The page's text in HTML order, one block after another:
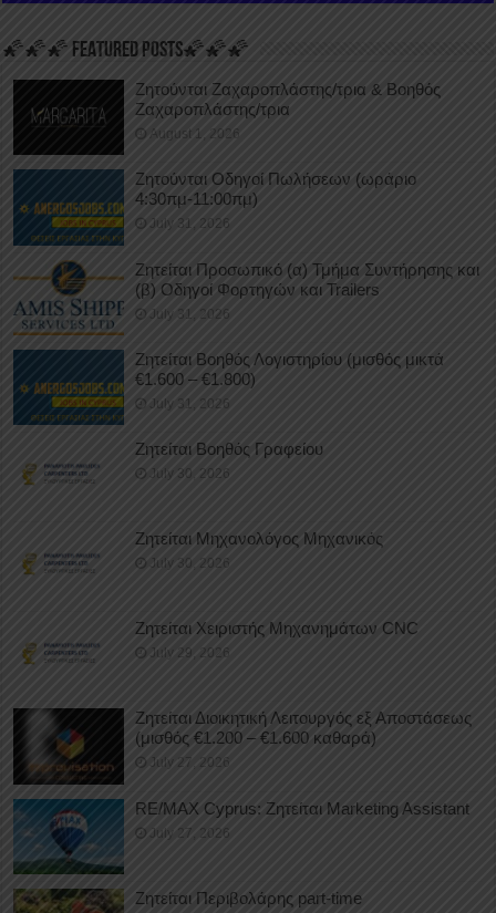
🌠🌠🌠 FEATURED POSTS🌠🌠🌠
Ζητούνται Ζαχαροπλάστης/τρια & Βοηθός
Ζαχαροπλάστης/τρια
August 1, 2026
Ζητούνται Οδηγοί Πωλήσεων (ωράριο
4:30πμ-11:00πμ)
July 31, 2026
Ζητείται Προσωπικό (α) Τμήμα Συντήρησης και
(β) Οδηγοί Φορτηγών και Trailers
July 31, 2026
Ζητείται Βοηθός Λογιστηρίου (μισθός μικτά
€1.600 – €1.800)
July 31, 2026
Ζητείται Βοηθός Γραφείου
July 30, 2026
Ζητείται Μηχανολόγος Μηχανικός
July 30, 2026
Ζητείται Χειριστής Μηχανημάτων CNC
July 29, 2026
Ζητείται Διοικητική Λειτουργός εξ Αποστάσεως
(μισθός €1.200 – €1.600 καθαρά)
July 27, 2026
RE/MAX Cyprus: Ζητείται Marketing Assistant
July 27, 2026
Ζητείται Περιβολάρης part-time